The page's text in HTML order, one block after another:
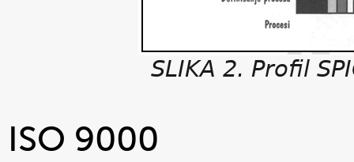
SLIKA 2. Profil
ISO 9000